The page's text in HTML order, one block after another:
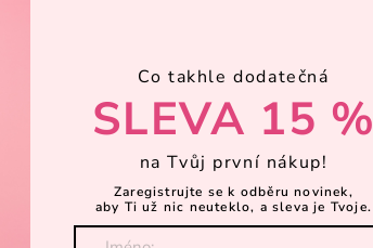
Hadřík
Co takhle dodatečná
SLEVA 15 %
na Tvůj první nákup!
Zaregistrujte se k odběru novinek,
aby Ti už nic neuteklo, a sleva je Tvoje.